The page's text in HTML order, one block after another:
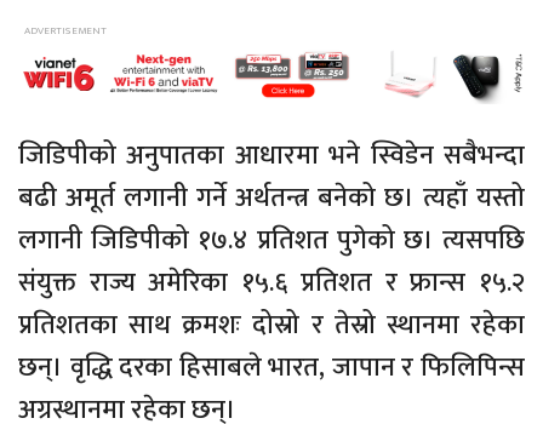
जिडिपीको अनुपातका आधारमा भने स्विडेन सबैभन्दा
बढी अमूर्त लगानी गर्ने अर्थतन्त्र बनेको छ। त्यहाँ यस्तो
लगानी जिडिपीको १७.४ प्रतिशत पुगेको छ। त्यसपछि
संयुक्त राज्य अमेरिका १५.६ प्रतिशत र फ्रान्स १५.२
प्रतिशतका साथ क्रमशः दोस्रो र तेस्रो स्थानमा रहेका
छन्। वृद्धि दरका हिसाबले भारत, जापान र फिलिपिन्स
अग्रस्थानमा रहेका छन्।